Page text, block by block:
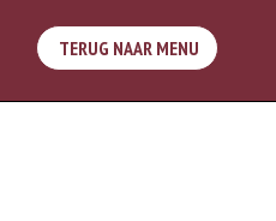
TERUG NAAR MENU